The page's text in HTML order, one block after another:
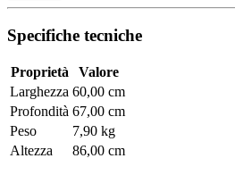
Specifiche tecniche
Proprietà
Valore
Larghezza 60,00 cm
Profondità 67,00 cm
Peso
7,90 kg
Altezza
86,00 cm